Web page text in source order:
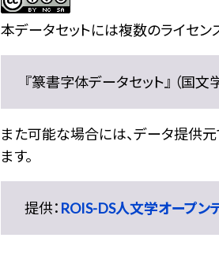
本データセットには複数のライセン
『篆書字体データセット』 （
また可能な場合には、データ提供
ます。
提供： ROIS-DS人文学オープ